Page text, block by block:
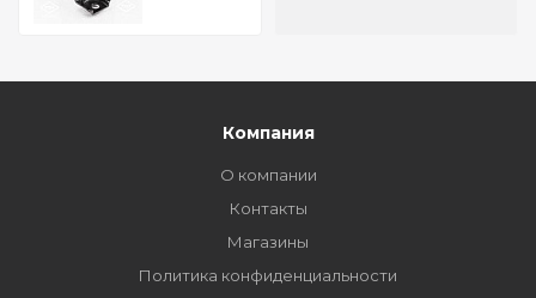
Компания
О компании
Контакты
Магазины
Политика конфиденциальности